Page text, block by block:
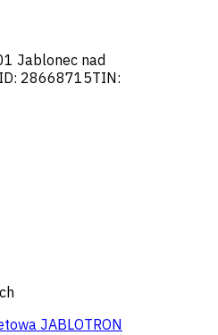
Jablonec nad
28668715TIN:
JABLOTRON